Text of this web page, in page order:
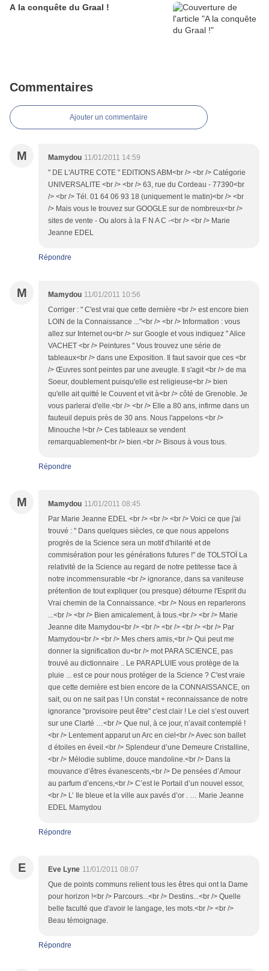
A la conquête du Graal !
Commentaires
Ajouter un commentaire
M Mamydou 11/01/2011 14:59
" DE L'AUTRE COTE " EDITIONS ABM<br /> <br /> Catégorie
UNIVERSALITE <br /> <br /> 63, rue du Cordeau - 77390<br
/> <br /> Tél. 01 64 06 93 18 (uniquement le matin)<br /> <br
/> Mais vous le trouvez sur GOOGLE sur de nombreux<br />
sites de vente - Ou alors à la F N A C -<br /> <br /> Marie
Jeanne EDEL
Répondre
M Mamydou 11/01/2011 10:56
Corriger : " C'est vrai que cette dernière <br /> est encore bien
LOIN de la Connaissance ..."<br /> <br /> Information : vous
allez sur Internet ou<br /> sur Google et vous indiquez " Alice
VACHET <br /> Peintures " Vous trouvez une série de
tableaux<br /> dans une Exposition. Il faut savoir que ces <br
/> Œuvres sont peintes par une aveugle. Il s'agit <br /> de ma
Soeur, doublement puisqu'elle est religieuse<br /> bien
qu'elle ait quitté le Couvent et vit à<br /> côté de Grenoble. Je
vous parlerai d'elle.<br /> <br /> Elle a 80 ans, infirme dans un
fauteuil depuis près de 30 ans. Nous l'appelons <br />
Minouche !<br /> Ces tableaux se vendent
remarquablement<br /> bien.<br /> Bisous à vous tous.
Répondre
M Mamydou 11/01/2011 08:45
Par Marie Jeanne EDEL <br /> <br /> <br /> Voici ce que j'ai
trouvé : " Dans quelques siècles, ce que nous appelons
progrès de la Science sera un motif d'hilarité et de
commisération pour les générations futures !" de TOLSTOÏ La
relativité de la Science au regard de notre petitesse face à
notre incommensurable <br /> ignorance, dans sa vaniteuse
prétention de tout expliquer (ou presque) détourne l'Esprit du
Vrai chemin de la Connaissance. <br /> Nous en reparlerons
...<br /> <br /> Bien amicalement, à tous.<br /> <br /> Marie
Jeanne dite Mamydou<br /> <br /> <br /> <br /> <br /> Par
Mamydou<br /> <br /> Mes chers amis,<br /> Qui peut me
donner la signification du<br /> mot PARA SCIENCE, pas
trouvé au dictionnaire .. Le PARAPLUIE vous protège de la
pluie ... est ce pour nous protéger de la Science ? C'est vraie
que cette dernière est bien encore de la CONNAISSANCE, on
sait, ou on ne sait pas ! Un constat + reconnaissance de notre
ignorance "provisoire peut être" c'est clair ! Le ciel s’est ouvert
sur une Clarté …<br /> Que nul, à ce jour, n’avait contemplé !
<br /> Lentement apparut un Arc en ciel<br /> Avec son ballet
d étoiles en éveil.<br /> Splendeur d’une Demeure Cristalline,
<br /> Mélodie sublime, douce mandoline.<br /> Dans la
mouvance d’êtres évanescents,<br /> De pensées d’Amour
au parfum d’encens,<br /> C’est le Portail d’un nouvel essor,
<br /> L’ Ile bleue et la ville aux pavés d’or . … Marie Jeanne
EDEL Mamydou
Répondre
E Eve Lyne 11/01/2011 08:07
Que de points communs relient tous les êtres qui ont la Dame
pour horizon !<br /> Parcours...<br /> Destins...<br /> Quelle
belle faculté que d'avoir le langage, les mots.<br /> <br />
Beau témoignage.
Répondre